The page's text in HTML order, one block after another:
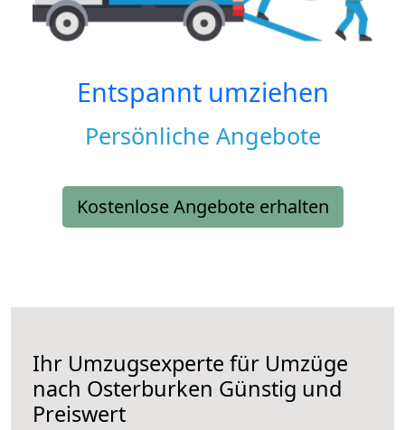
Entspannt umziehen
Persönliche Angebote
Kostenlose Angebote erhalten
Ihr Umzugsexperte für Umzüge
nach Osterburken Günstig und
Preiswert